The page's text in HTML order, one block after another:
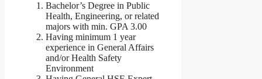
Bachelor’s Degree in Public
Health, Engineering, or related
majors with min. GPA 3.00
Having minimum 1 year
experience in General Affairs
and/or Health Safety
Environment